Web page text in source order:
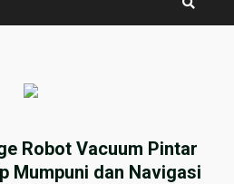
Robot Vacuum Pintar
Mumpuni dan Navigasi